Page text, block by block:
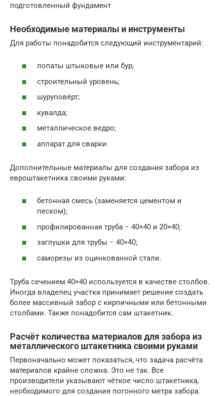
подготовленный фундамент
Необходимые материалы и инструменты
Для работы понадобится следующий инструментарий:
лопаты штыковые или бур;
строительный уровень;
шуруповёрт;
кувалда;
металлическое ведро;
аппарат для сварки.
Дополнительные материалы для создания забора из
евроштакетника своими руками:
бетонная смесь (заменяется цементом и
песком);
профилированная труба − 40×40 и 20×40;
заглушки для трубы − 40×40;
саморезы из оцинкованной стали.
Труба сечением 40×40 используется в качестве столбов.
Иногда владелец участка принимает решение создать
более массивный забор с кирпичными или бетонными
столбами. Также понадобится сам штакетник.
Расчёт количества материалов для забора из
металлического штакетника своими руками
Первоначально может показаться, что задача расчёта
материалов крайне сложна. Это не так. Все
производители указывают чёткое число штакетника,
необходимого для создания погонного метра забора.